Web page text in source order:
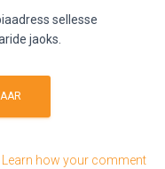
sellesse
jaoks.
Learn how your comment